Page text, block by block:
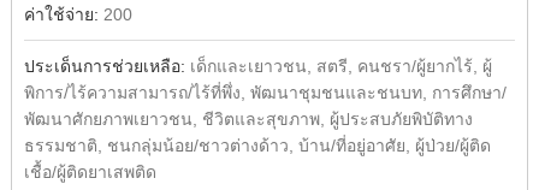
ค่าใช้จ่าย: 200
ประเด็นการช่วยเหลือ: เด็กและเยาวชน, สตรี, คนชรา/ผู้ยากไร้, ผู้
พิการ/ไร้ความสามารถ/ไร้ที่พึ่ง, พัฒนาชุมชนและชนบท, การศึกษา/
พัฒนาศักยภาพเยาวชน, ชีวิตและสุขภาพ, ผู้ประสบภัยพิบัติทาง
ธรรมชาติ, ชนกลุ่มน้อย/ชาวต่างด้าว, บ้าน/ที่อยู่อาศัย, ผู้ป่วย/ผู้ติด
เชื้อ/ผู้ติดยาเสพติด